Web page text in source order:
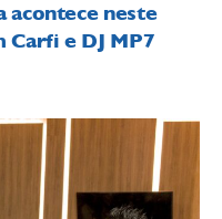
acontece neste
Carfi e DJ MP7